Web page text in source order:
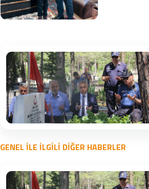
GENEL İLE İLGİLİ DİĞER HABERLER